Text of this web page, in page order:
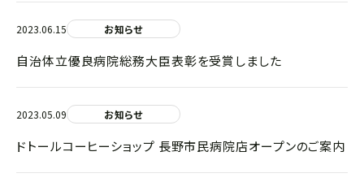
2023.06.15 お知らせ
自治体立優良病院総務大臣表彰を受賞しました
2023.05.09 お知らせ
ドトールコーヒーショップ 長野市民病院店オープンのご案内